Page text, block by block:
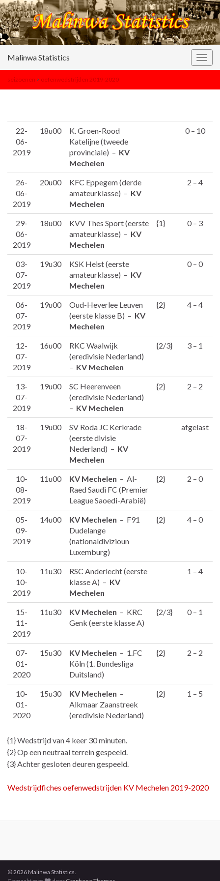
Malinwa Statistics
seizoenen > oefenwedstrijden 2019-2020
22-
06-
2019
18u00
K. Groen-Rood
Katelijne (tweede
provinciale) – KV
Mechelen
0 – 10
26-
06-
2019
20u00
KFC Eppegem (derde
amateurklasse) – KV
Mechelen
2 – 4
29-
06-
2019
18u00
KVV Thes Sport (eerste
amateurklasse) – KV
Mechelen
{1} 0 – 3
03-
07-
2019
19u30
KSK Heist (eerste
amateurklasse) – KV
Mechelen
0 – 0
06-
07-
2019
19u00
Oud-Heverlee Leuven
(eerste klasse B) – KV
Mechelen
{2} 4 – 4
12-
07-
2019
16u00
RKC Waalwijk
(eredivisie Nederland)
– KV Mechelen
{2/3} 3 – 1
13-
07-
2019
19u00
SC Heerenveen
(eredivisie Nederland)
– KV Mechelen
{2} 2 – 2
18-
07-
2019
19u00
SV Roda JC Kerkrade
(eerste divisie
Nederland) – KV
Mechelen
afgelast
10-
08-
2019
11u00 KV Mechelen – Al-
Raed Saudi FC (Premier
League Saoedi-Arabië)
{2} 2 – 0
05-
09-
2019
14u00 KV Mechelen – F91
Dudelange
(nationaldivizioun
Luxemburg)
{2} 4 – 0
10-
10-
2019
11u30
RSC Anderlecht (eerste
klasse A) – KV
Mechelen
1 – 4
15-
11-
2019
11u30 KV Mechelen – KRC
Genk (eerste klasse A)
{2/3} 0 – 1
07-
01-
2020
15u30 KV Mechelen – 1.FC
Köln (1. Bundesliga
Duitsland)
{2} 2 – 2
10-
01-
2020
15u30 KV Mechelen –
Alkmaar Zaanstreek
(eredivisie Nederland)
{2} 1 – 5
{1} Wedstrijd van 4 keer 30 minuten.
{2} Op een neutraal terrein gespeeld.
{3} Achter gesloten deuren gespeeld.
Wedstrijdfiches oefenwedstrijden KV Mechelen 2019-2020
© 2026 Malinwa Statistics.